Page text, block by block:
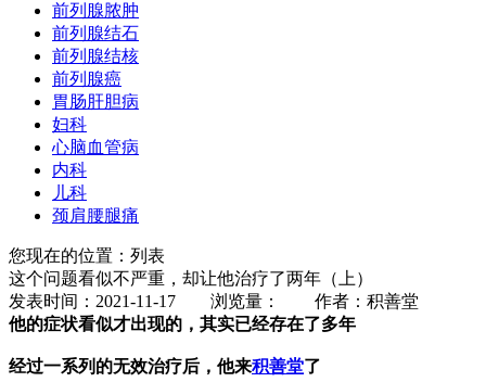
前列腺脓肿
前列腺结石
前列腺结核
前列腺癌
胃肠肝胆病
妇科
心脑血管病
内科
儿科
颈肩腰腿痛
您现在的位置：列表
这个问题看似不严重，却让他治疗了两年（上）
发表时间：2021-11-17 浏览量：
作者：积善堂
他的症状看似才出现的，其实已经存在了多年
经过一系列的无效治疗后，他来积善堂了